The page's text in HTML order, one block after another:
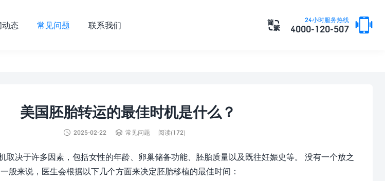
24小时服务热线
4000-120-507 

动态 常见问题 联系我们
美国胚胎转运的最佳时机是什么？
 2025-02-22  常见问题 阅读(172)
取决于许多因素，包括女性的年龄、卵巢储备功能、胚胎质量以及既往妊娠史等。 没有一个放之
般来说，医生会根据以下几个方面来决定胚胎移植的最佳时间：